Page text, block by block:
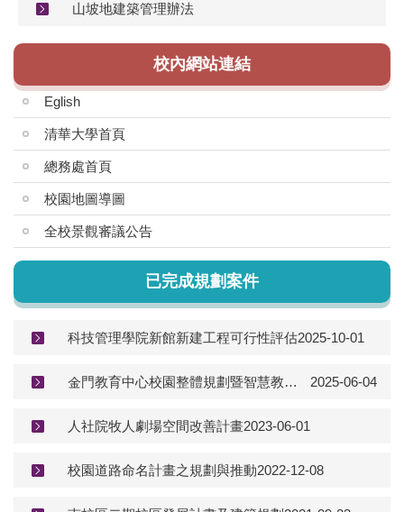
山坡地建築管理辦法
校內網站連結
Eglish
清華大學首頁
總務處首頁
校園地圖導圖
全校景觀審議公告
已完成規劃案件
科技管理學院新館新建工程可行性評估2025-10-01
金門教育中心校園整體規劃暨智慧教學大樓可行性評估-基地鑑界與測量 2025-06-04
人社院牧人劇場空間改善計畫2023-06-01
校園道路命名計畫之規劃與推動2022-12-08